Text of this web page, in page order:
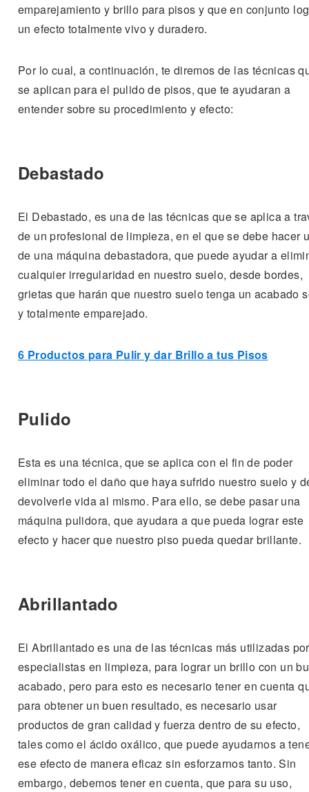
emparejamiento y brillo para pisos y que en conjunto
un efecto totalmente vivo y duradero.
Por lo cual, a continuación, te diremos de las técnicas
se aplican para el pulido de pisos, que te ayudaran a
entender sobre su procedimiento y efecto:
Debastado
El Debastado, es una de las técnicas que se aplica a
de un profesional de limpieza, en el que se debe hacer
de una máquina debastadora, que puede ayudar a
cualquier irregularidad en nuestro suelo, desde bordes,
grietas que harán que nuestro suelo tenga un acabado
y totalmente emparejado.
6 Productos para Pulir y dar Brillo a tus Pisos
Pulido
Esta es una técnica, que se aplica con el fin de poder
eliminar todo el daño que haya sufrido nuestro suelo y
devolverle vida al mismo. Para ello, se debe pasar una
máquina pulidora, que ayudara a que pueda lograr este
efecto y hacer que nuestro piso pueda quedar brillante.
Abrillantado
El Abrillantado es una de las técnicas más utilizadas por
especialistas en limpieza, para lograr un brillo con un
acabado, pero para esto es necesario tener en cuenta
para obtener un buen resultado, es necesario usar
productos de gran calidad y fuerza dentro de su efecto,
tales como el ácido oxálico, que puede ayudarnos a
ese efecto de manera eficaz sin esforzarnos tanto. Sin
embargo, debemos tener en cuenta, que para su uso,